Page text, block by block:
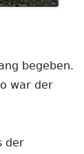
begeben.
war der
der